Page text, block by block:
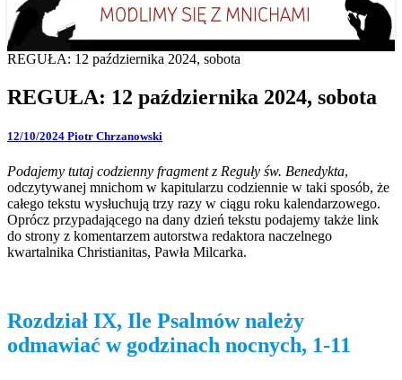
+Deus, in adiutorium
Codziennie modlimy się z mnichami
REGUŁA: 12 października 2024, sobota
REGUŁA: 12 października 2024, sobota
12/10/2024 Piotr Chrzanowski
Podajemy tutaj codzienny fragment z Reguły św. Benedykta,
odczytywanej mnichom w kapitularzu codziennie w taki sposób, że
całego tekstu wysłuchują trzy razy w ciągu roku kalendarzowego.
Oprócz przypadającego na dany dzień tekstu podajemy także link
do strony z komentarzem autorstwa redaktora naczelnego
kwartalnika Christianitas, Pawła Milcarka.
Rozdział IX, Ile Psalmów należy
odmawiać w godzinach nocnych, 1-11